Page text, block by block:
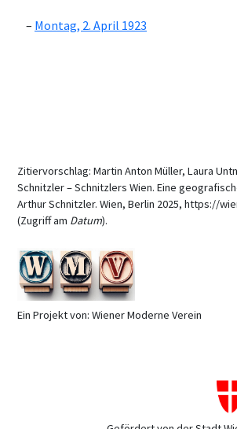
Montag, 2. April 1923
Zitiervorschlag: Martin Anton Müller, Laura
Schnitzler – Schnitzlers Wien. Eine
Arthur Schnitzler. Wien, Berlin 2025, https://
(Zugriff am Datum).
Ein Projekt von: Wiener Moderne Verein